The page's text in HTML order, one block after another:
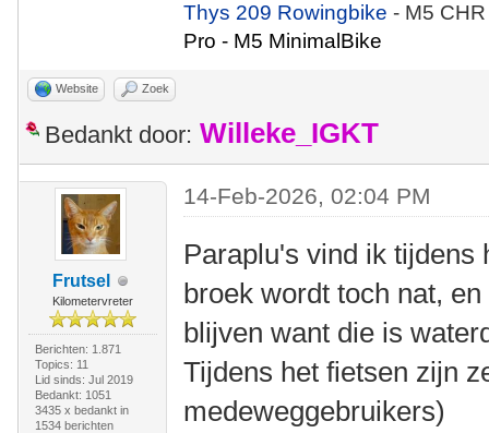
Thys 209 Rowingbike- M5
Pro - M5 MinimalBike
Website Zoek
Bedankt door: Willeke_IGKT
Frutsel
Kilometervreter
Berichten: 1.871
Topics: 11
Lid sinds: Jul 2019
Bedankt: 1051
3435 x bedankt in
1534 berichten
14-Feb-2026, 02:04 PM
Paraplu's vind ik tijdens
broek wordt toch nat,
blijven want die is
Tijdens het fietsen zijn
medeweggebruikers)